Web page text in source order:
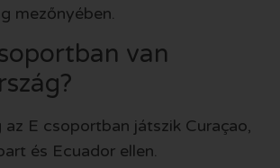
mezőnyében.
van
E csoportban játszik Curaçao,
és Ecuador ellen.